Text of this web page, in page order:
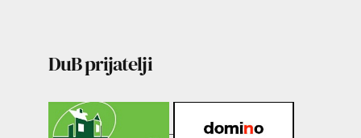
DuB prijatelji